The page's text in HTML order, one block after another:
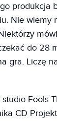
produkcja
Nie wiemy
do 28
gra. Liczę
Fools
CD